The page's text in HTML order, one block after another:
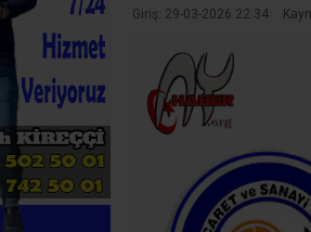
Giriş: 29-03-2026 22:34